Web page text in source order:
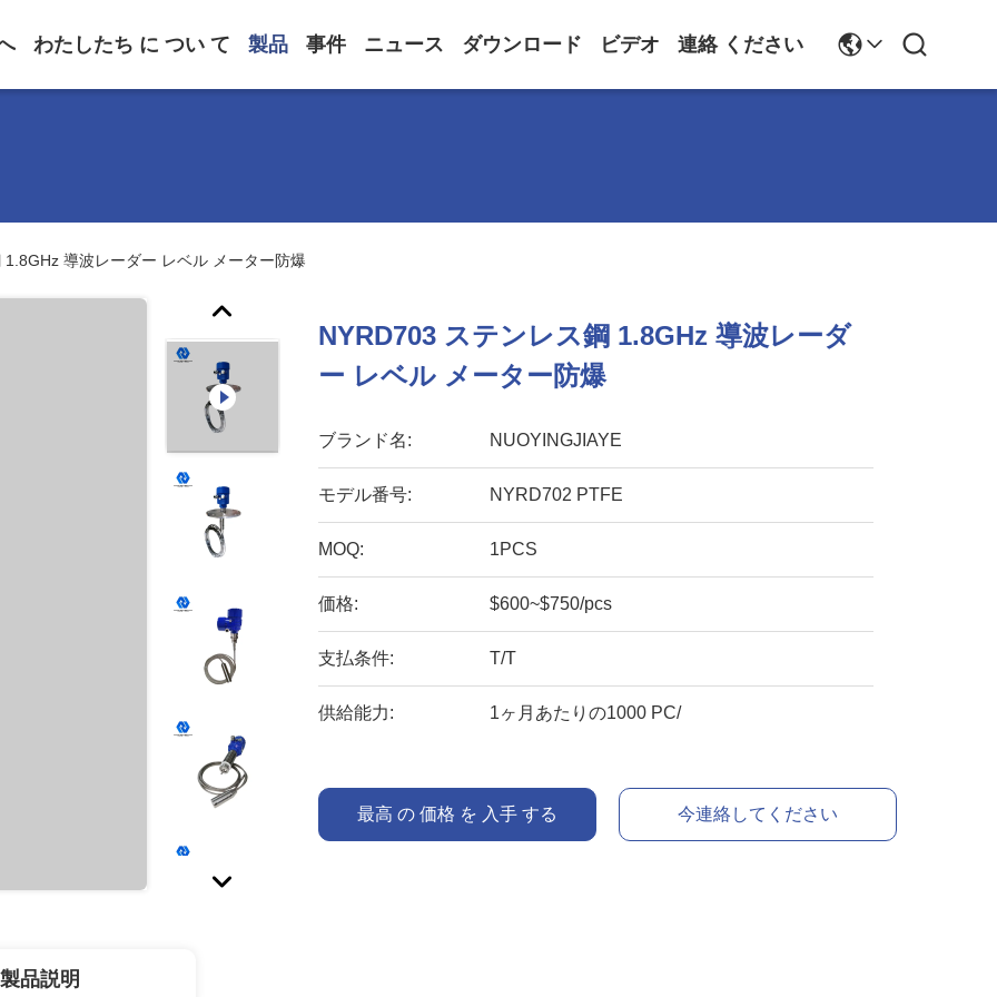
わたしたち に つい て 製品 事件 ニュース ダウンロード ビデオ 連絡 ください
導波レーダー レベル メーター防爆
NYRD703 ステンレス鋼 1.8GHz 導波レーダ
ー レベル メーター防爆
ブランド名: NUOYINGJIAYE
モデル番号: NYRD702 PTFE
MOQ: 1PCS
価格: $600~$750/pcs
支払条件: T/T
供給能力: 1ヶ月あたりの1000 PC/
最高 の 価格 を 入手 する 今連絡してください
製品説明